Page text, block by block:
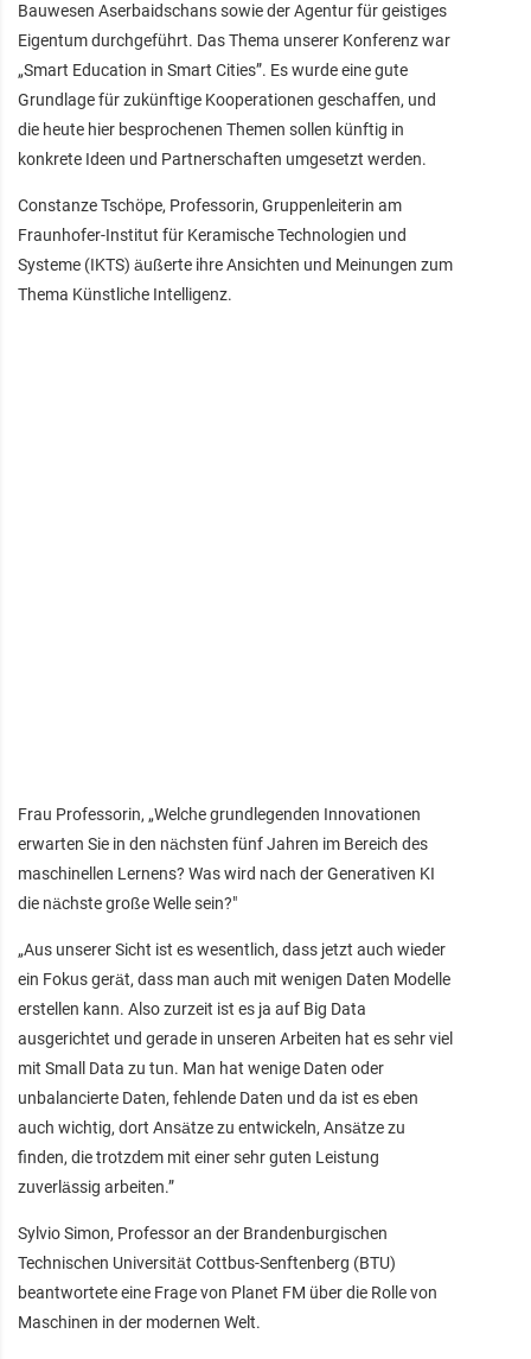
Bauwesen Aserbaidschans sowie der Agentur für geistiges
Eigentum durchgeführt. Das Thema unserer Konferenz war
„Smart Education in Smart Cities”. Es wurde eine gute
Grundlage für zukünftige Kooperationen geschaffen, und
die heute hier besprochenen Themen sollen künftig in
konkrete Ideen und Partnerschaften umgesetzt werden.
Constanze Tschöpe, Professorin, Gruppenleiterin am
Fraunhofer-Institut für Keramische Technologien und
Systeme (IKTS) äußerte ihre Ansichten und Meinungen zum
Thema Künstliche Intelligenz.
Frau Professorin, „Welche grundlegenden Innovationen
erwarten Sie in den nächsten fünf Jahren im Bereich des
maschinellen Lernens? Was wird nach der Generativen KI
die nächste große Welle sein?"
„Aus unserer Sicht ist es wesentlich, dass jetzt auch wieder
ein Fokus gerät, dass man auch mit wenigen Daten Modelle
erstellen kann. Also zurzeit ist es ja auf Big Data
ausgerichtet und gerade in unseren Arbeiten hat es sehr viel
mit Small Data zu tun. Man hat wenige Daten oder
unbalancierte Daten, fehlende Daten und da ist es eben
auch wichtig, dort Ansätze zu entwickeln, Ansätze zu
finden, die trotzdem mit einer sehr guten Leistung
zuverlässig arbeiten.”
Sylvio Simon, Professor an der Brandenburgischen
Technischen Universität Cottbus-Senftenberg (BTU)
beantwortete eine Frage von Planet FM über die Rolle von
Maschinen in der modernen Welt.